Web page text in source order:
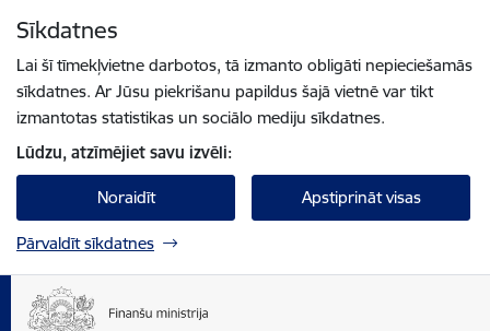
Sīkdatnes
Lai šī tīmekļvietne darbotos, tā izmanto obligāti nepieciešamās
sīkdatnes. Ar Jūsu piekrišanu papildus šajā vietnē var tikt
izmantotas statistikas un sociālo mediju sīkdatnes.
Lūdzu, atzīmējiet savu izvēli:
Noraidīt Apstiprināt visas
Pārvaldīt sīkdatnes